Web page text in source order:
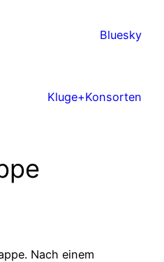
Bluesky
Kluge+Konsorten
Nach einem